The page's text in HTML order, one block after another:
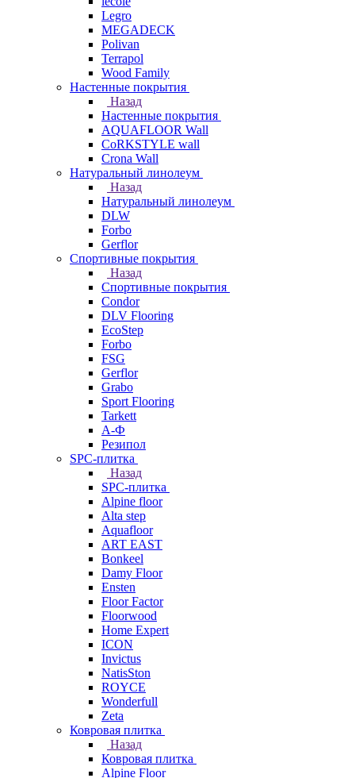
Legro
MEGADECK
Polivan
Terrapol
Wood Family
Настенные покрытия
Назад
Настенные покрытия
AQUAFLOOR Wall
CoRKSTYLE wall
Crona Wall
Натуральный линолеум
Назад
Натуральный линолеум
DLW
Forbo
Gerflor
Спортивные покрытия
Назад
Спортивные покрытия
Condor
DLV Flooring
EcoStep
Forbo
FSG
Gerflor
Grabo
Sport Flooring
Tarkett
А-Ф
Резипол
SPC-плитка
Назад
SPC-плитка
Alpine floor
Alta step
Aquafloor
ART EAST
Bonkeel
Damy Floor
Ensten
Floor Factor
Floorwood
Home Expert
ICON
Invictus
NatisSton
ROYCE
Wonderfull
Zeta
Ковровая плитка
Назад
Ковровая плитка
Alpine Floor